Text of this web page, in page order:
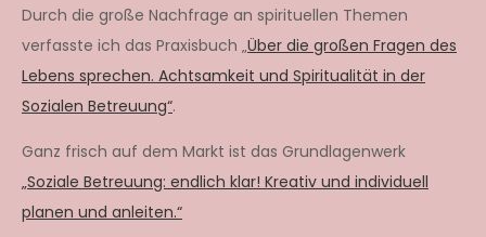
Durch die große Nachfrage an spirituellen Themen
verfasste ich das Praxisbuch „Über die großen Fragen des
Lebens sprechen. Achtsamkeit und Spiritualität in der
Sozialen Betreuung“.
Ganz frisch auf dem Markt ist das Grundlagenwerk
„Soziale Betreuung: endlich klar! Kreativ und individuell
planen und anleiten.“